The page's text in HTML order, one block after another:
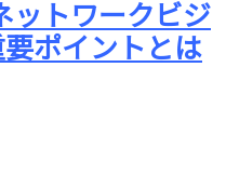
ットワークビジ
ポイントとは